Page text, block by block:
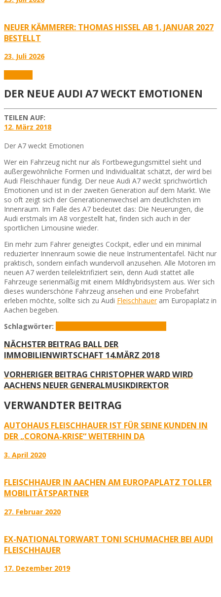
NEUER KÄMMERER: THOMAS HISSEL AB 1. JANUAR 2027
BESTELLT
23. Juli 2026
DER NEUE AUDI A7 WECKT EMOTIONEN
TEILEN AUF:
12. März 2018
Der A7 weckt Emotionen
Wer ein Fahrzeug nicht nur als Fortbewegungsmittel sieht und
außergewöhnliche Formen und Individualität schätzt, der wird bei
Audi Fleischhauer fündig. Der neue Audi A7 weckt sprichwörtlich
Emotionen und ist in der zweiten Generation auf dem Markt. Wie
so oft zeigt sich der Generationenwechsel am deutlichsten im
Innenraum. Im Falle des A7 bedeutet das: Die Neuerungen, die
Audi erstmals im A8 vorgestellt hat, finden sich auch in der
sportlichen Limousine wieder.
Ein mehr zum Fahrer geneigtes Cockpit, edler und ein minimal
reduzierter Innenraum sowie die neue Instrumententafel. Nicht nur
praktisch, sondern einfach wundervoll anzusehen. Alle Motoren im
neuen A7 werden teilelektrifiziert sein, denn Audi stattet alle
Fahrzeuge serienmäßig mit einem Mildhybridsystem aus. Wer sich
dieses wunderschöne Fahrzeug ansehen und eine Probefahrt
erleben möchte, sollte sich zu Audi Fleischhaueram Europaplatz in
Aachen begeben.
Schlagwörter:
NÄCHSTER BEITRAG BALL DER
IMMOBILIENWIRTSCHAFT 14.MÄRZ 2018
VORHERIGER BEITRAG CHRISTOPHER WARD WIRD
AACHENS NEUER GENERALMUSIKDIREKTOR
VERWANDTER BEITRAG
AUTOHAUS FLEISCHHAUER IST FÜR SEINE KUNDEN IN
DER „CORONA-KRISE“ WEITERHIN DA
3. April 2020
FLEISCHHAUER IN AACHEN AM EUROPAPLATZ TOLLER
MOBILITÄTSPARTNER
27. Februar 2020
EX-NATIONALTORWART TONI SCHUMACHER BEI AUDI
FLEISCHHAUER
17. Dezember 2019